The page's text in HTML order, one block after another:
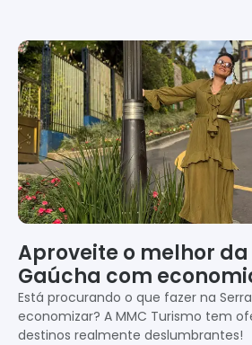
Aproveite o melhor da
Gaúcha com
Está procurando o que fazer na
economizar? A MMC Turismo tem
destinos realmente deslumbrantes!